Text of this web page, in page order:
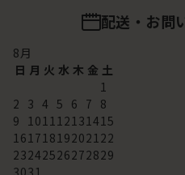
配送・お問
8月
日 月 火 水 木 金 土
1
2 3 4 5 6 7 8
9 101112131415
16171819202122
23242526272829